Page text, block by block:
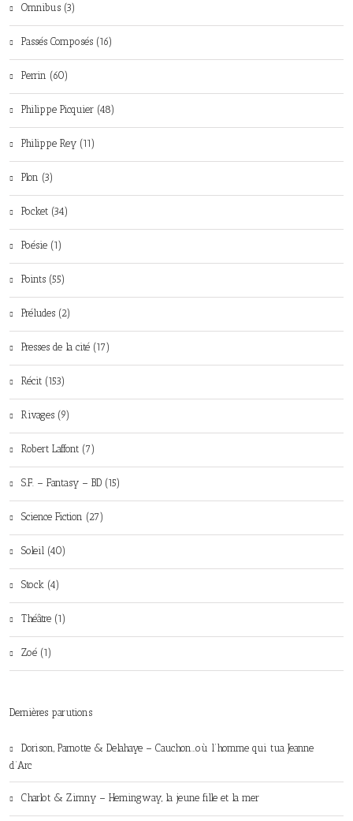
Omnibus (3)
Passés Composés (16)
Perrin (60)
Philippe Picquier (48)
Philippe Rey (11)
Plon (3)
Pocket (34)
Poésie (1)
Points (55)
Préludes (2)
Presses de la cité (17)
Récit (153)
Rivages (9)
Robert Laffont (7)
S.F. – Fantasy – BD (15)
Science Fiction (27)
Soleil (40)
Stock (4)
Théâtre (1)
Zoé (1)
Dernières parutions
Dorison, Parnotte & Delahaye – Cauchon…où l’homme qui tua Jeanne
d’Arc
Charlot & Zimny – Hemingway, la jeune fille et la mer